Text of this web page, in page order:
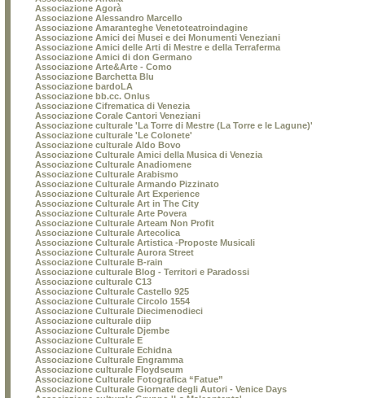
Associazione Agorà
Associazione Alessandro Marcello
Associazione Amaranteghe Venetoteatroindagine
Associazione Amici dei Musei e dei Monumenti Veneziani
Associazione Amici delle Arti di Mestre e della Terraferma
Associazione Amici di don Germano
Associazione Arte&Arte - Como
Associazione Barchetta Blu
Associazione bardoLA
Associazione bb.cc. Onlus
Associazione Cifrematica di Venezia
Associazione Corale Cantori Veneziani
Associazione culturale 'La Torre di Mestre (La Torre e le Lagune)'
Associazione culturale 'Le Colonete'
Associazione culturale Aldo Bovo
Associazione Culturale Amici della Musica di Venezia
Associazione Culturale Anadiomene
Associazione Culturale Arabismo
Associazione Culturale Armando Pizzinato
Associazione Culturale Art Experience
Associazione Culturale Art in The City
Associazione Culturale Arte Povera
Associazione Culturale Arteam Non Profit
Associazione Culturale Artecolica
Associazione Culturale Artistica -Proposte Musicali
Associazione Culturale Aurora Street
Associazione Culturale B-rain
Associazione culturale Blog - Territori e Paradossi
Associazione culturale C13
Associazione Culturale Castello 925
Associazione Culturale Circolo 1554
Associazione Culturale Diecimenodieci
Associazione culturale diip
Associazione Culturale Djembe
Associazione Culturale E
Associazione Culturale Echidna
Associazione Culturale Engramma
Associazione culturale Floydseum
Associazione Culturale Fotografica “Fatue”
Associazione Culturale Giornate degli Autori - Venice Days